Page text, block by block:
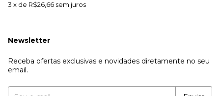
3 x de R$26,66 sem juros
Newsletter
Receba ofertas exclusivas e novidades diretamente no seu
email.